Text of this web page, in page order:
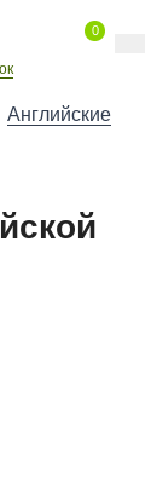
0
Английские